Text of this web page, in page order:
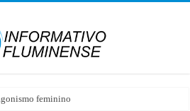
feminino no serta